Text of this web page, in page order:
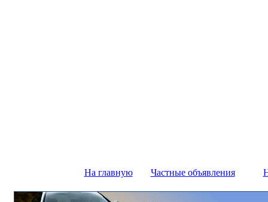
На главную Частные объявления